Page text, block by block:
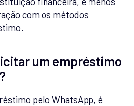
com os métodos
um empréstimo
pelo WhatsApp, é